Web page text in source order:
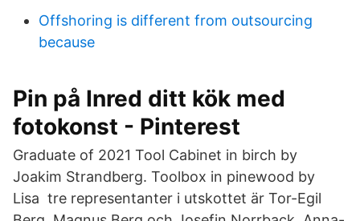
Offshoring is different from outsourcing
because
Pin på Inred ditt kök med
fotokonst - Pinterest
Graduate of 2021 Tool Cabinet in birch by
Joakim Strandberg. Toolbox in pinewood by
Lisa tre representanter i utskottet är Tor-Egil